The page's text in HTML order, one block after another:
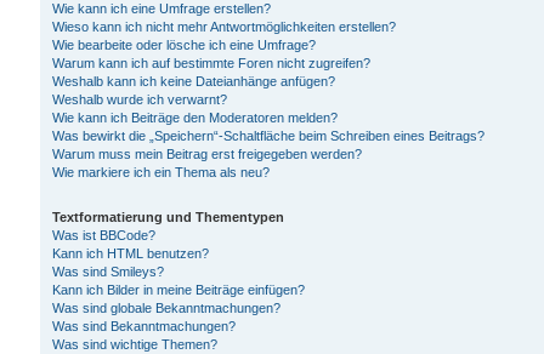
Wie kann ich eine Umfrage erstellen?
Wieso kann ich nicht mehr Antwortmöglichkeiten erstellen?
Wie bearbeite oder lösche ich eine Umfrage?
Warum kann ich auf bestimmte Foren nicht zugreifen?
Weshalb kann ich keine Dateianhänge anfügen?
Weshalb wurde ich verwarnt?
Wie kann ich Beiträge den Moderatoren melden?
Was bewirkt die „Speichern“-Schaltfläche beim Schreiben eines Beitrags?
Warum muss mein Beitrag erst freigegeben werden?
Wie markiere ich ein Thema als neu?
Textformatierung und Thementypen
Was ist BBCode?
Kann ich HTML benutzen?
Was sind Smileys?
Kann ich Bilder in meine Beiträge einfügen?
Was sind globale Bekanntmachungen?
Was sind Bekanntmachungen?
Was sind wichtige Themen?